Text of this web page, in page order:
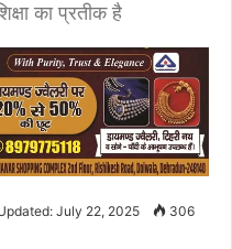
का प्रतीक है
July 22, 2025 306